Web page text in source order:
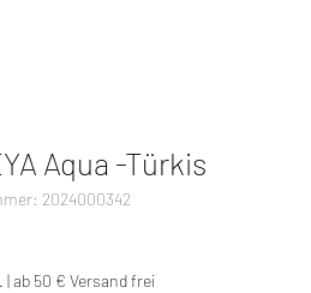
Aqua -Türkis
2024000342
|ab 50 € Versand frei